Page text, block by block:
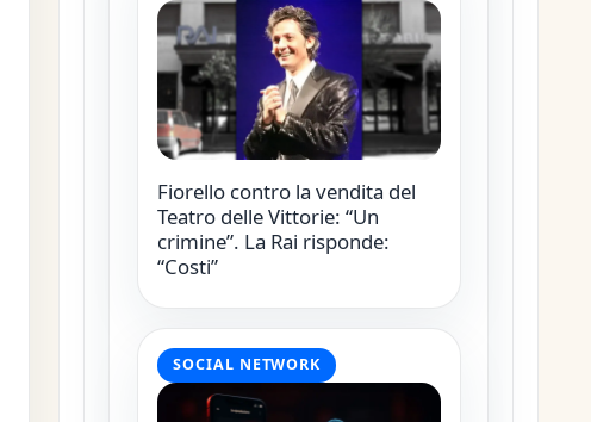
Fiorello contro la vendita del
Teatro delle Vittorie: “Un
crimine”. La Rai risponde:
“Costi”
SOCIAL NETWORK